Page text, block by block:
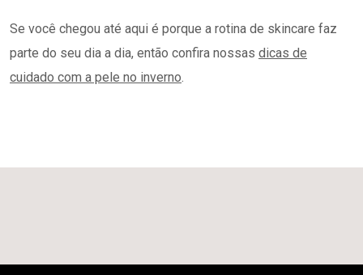
Se você chegou até aqui é porque a rotina de skincare faz
parte do seu dia a dia, então confira nossas dicas de
cuidado com a pele no inverno.